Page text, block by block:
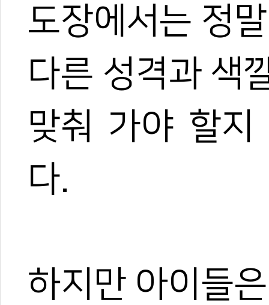
도장에서는 정
다른 성격과 색
맞춰 가야 할
다.
하지만 아이들